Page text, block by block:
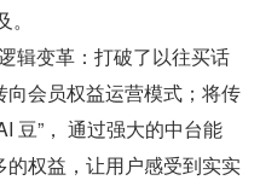
辑变革：打破了以往买话
会员权益运营模式；将传
豆”， 通过强大的中台能
权益，让用户感受到实实